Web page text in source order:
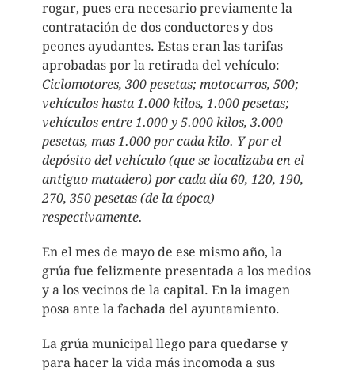
rogar, pues era necesario previamente la
contratación de dos conductores y dos
peones ayudantes. Estas eran las tarifas
aprobadas por la retirada del vehículo:
Ciclomotores, 300 pesetas; motocarros, 500;
vehículos hasta 1.000 kilos, 1.000 pesetas;
vehículos entre 1.000 y 5.000 kilos, 3.000
pesetas, mas 1.000 por cada kilo. Y por el
depósito del vehículo (que se localizaba en el
antiguo matadero) por cada día 60, 120, 190,
270, 350 pesetas (de la época)
respectivamente.
En el mes de mayo de ese mismo año, la
grúa fue felizmente presentada a los medios
y a los vecinos de la capital. En la imagen
posa ante la fachada del ayuntamiento.
La grúa municipal llego para quedarse y
para hacer la vida más incomoda a sus